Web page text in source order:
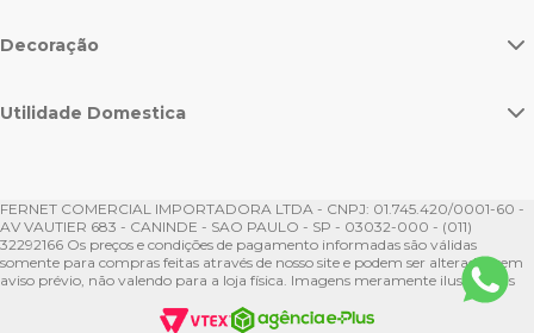
Decoração
Utilidade Domestica
FERNET COMERCIAL IMPORTADORA LTDA - CNPJ: 01.745.420/0001-60 -
AV VAUTIER 683 - CANINDE - SAO PAULO - SP - 03032-000 - (011)
32292166 Os preços e condições de pagamento informadas são válidas
somente para compras feitas através de nosso site e podem ser alteradas sem
aviso prévio, não valendo para a loja física. Imagens meramente ilustrativas